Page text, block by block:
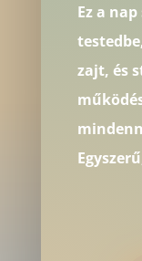
Ez a
zajt, és